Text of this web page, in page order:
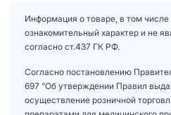
Информация о товаре, в том числе
ознакомительный характер и не
согласно ст.437 ГК РФ.
Согласно постановлению
697 "Об утверждении Правил
осуществление розничной